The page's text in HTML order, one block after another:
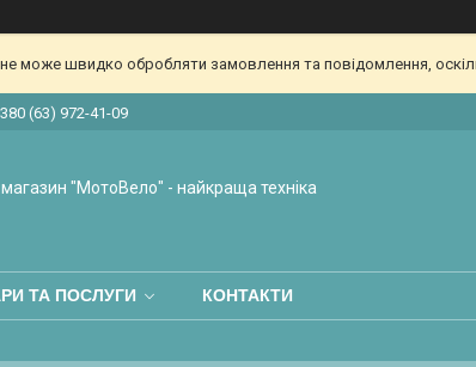
може швидко обробляти замовлення та повідомлення,
(63) 972-41-09
магазин "МотоВело" - найкраща техніка
ТА ПОСЛУГИ КОНТАКТИ